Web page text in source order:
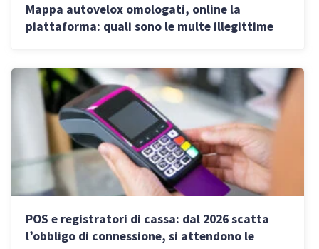
Mappa autovelox omologati, online la
piattaforma: quali sono le multe illegittime
POS e registratori di cassa: dal 2026 scatta
l’obbligo di connessione, si attendono le